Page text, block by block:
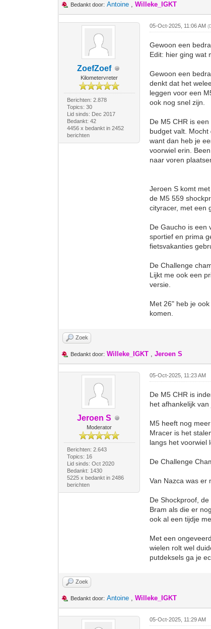
Bedankt door: Antoine ,Willeke_IGKT
ZoefZoef
Kilometervreter
Berichten: 2.878
Topics: 30
Lid sinds: Dec 2017
Bedankt: 42
4456 x bedankt in 2452
berichten
05-Oct-2025, 11:06 AM
Gewoon een
Edit: hier ging wat
Gewoon een
denkt dat het
leggen voor een
ook nog snel zijn.
De M5 CHR is
budget valt.
want dan heb je
voorwiel erin.
naar voren
Jeroen S komt
de M5 559
cityracer, met een
De Gaucho is een
sportief en prima
fietsvakanties
De Challenge
Lijkt me ook een
versie.
Met 26" heb je
komen.
Zoek
Bedankt door: Willeke_IGKT ,Jeroen S
Jeroen S
Moderator
Berichten: 2.643
Topics: 16
Lid sinds: Oct 2020
Bedankt: 1430
5225 x bedankt in 2486
berichten
05-Oct-2025, 11:23 AM
De M5 CHR is
het afhankelijk
M5 heeft nog
Mracer is het
langs het voorwiel
De Challenge
Van Nazca was er
De Shockproof,
Bram als die er
ook al een tijdje
Met een
wielen rolt wel
putdeksels ga je
Zoek
Bedankt door: Antoine ,Willeke_IGKT
05-Oct-2025, 11:29 AM